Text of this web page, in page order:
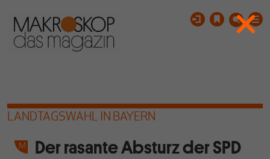
LANDTAGSWAHL IN BAYERN
Der rasante Absturz der SPD